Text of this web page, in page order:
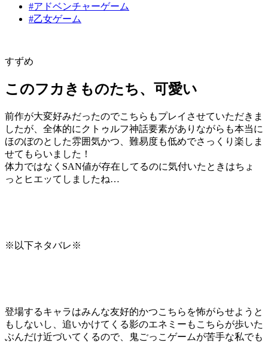
#アドベンチャーゲーム
#乙女ゲーム
すずめ
このフカきものたち、可愛い
前作が大変好みだったのでこちらもプレイさせていただきま
したが、全体的にクトゥルフ神話要素がありながらも本当に
ほのぼのとした雰囲気かつ、難易度も低めでさっくり楽しま
せてもらいました！
体力ではなくSAN値が存在してるのに気付いたときはちょ
っとヒエッてしましたね…
※以下ネタバレ※
登場するキャラはみんな友好的かつこちらを怖がらせようと
もしないし、追いかけてくる影のエネミーもこちらが歩いた
ぶんだけ近づいてくるので、鬼ごっこゲームが苦手な私でも